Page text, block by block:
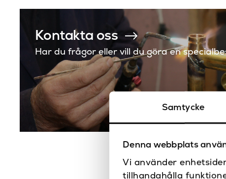
Samtycke
Denna webbplats
Vi använder
tillhandahålla
Kontakta oss
Har du frågor eller vill du göra en